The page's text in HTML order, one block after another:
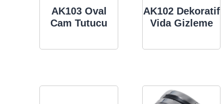
AK103 Oval
Cam Tutucu
AK102 Dekoratif
Vida Gizleme